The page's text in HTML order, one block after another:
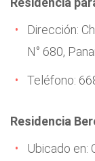
Dirección:
N° 680,
Teléfono:
Residencia
Ubicado en: